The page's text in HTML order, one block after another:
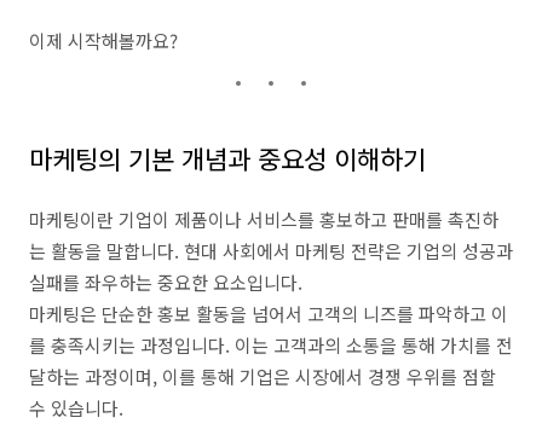
이제 시작해볼까요?
마케팅의 기본 개념과 중요성 이해하기
마케팅이란 기업이 제품이나 서비스를 홍보하고 판매를 촉진하
는 활동을 말합니다. 현대 사회에서 마케팅 전략은 기업의 성공과
실패를 좌우하는 중요한 요소입니다.
마케팅은 단순한 홍보 활동을 넘어서 고객의 니즈를 파악하고 이
를 충족시키는 과정입니다. 이는 고객과의 소통을 통해 가치를 전
달하는 과정이며, 이를 통해 기업은 시장에서 경쟁 우위를 점할
수 있습니다.